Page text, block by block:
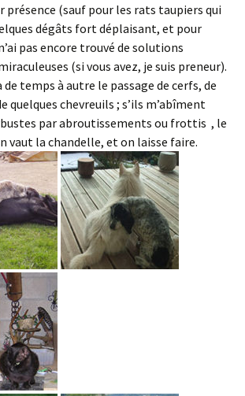
(sauf pour les rats taupiers qui
dégâts fort déplaisant, et pour
pas encore trouvé de solutions
(si vous avez, je suis preneur).
de temps à autre le passage de cerfs, de
quelques chevreuils ; s’ils m’abîment
par abroutissements ou frottis , le
vaut la chandelle, et on laisse faire.